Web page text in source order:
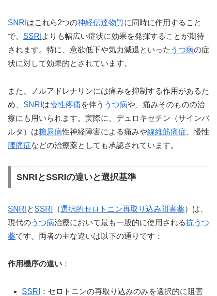
SNRI はこれら2つの神経伝達物質に同時に作用すること
で、 SSRI よりも幅広い症状に効果を発揮することが期待
されます。特に、意欲低下や気力減退といった うつ病の症
状に対して効果的とされています。
また、ノルアドレナリンには痛みを抑制する作用があるた
め、 SNRI は慢性疼痛を伴う うつ病や、痛みそのものの治
療にも用いられます。実際に、デュロキセチン（サインバ
ルタ）は糖尿病性神経障害による痛みや線維筋痛症 、慢性
腰痛症などの治療薬としても承認されています。
SNRIとSSRIの違いと選択基準
SNRI と SSRI （選択的セロトニン再取り込み阻害薬）は、
現代のうつ病治療において最も一般的に使用される抗うつ
薬です。両者の主な違いは以下の通りです：
作用機序の違い ：
SSRI
：セロトニンの再取り込みのみを選択的に阻害